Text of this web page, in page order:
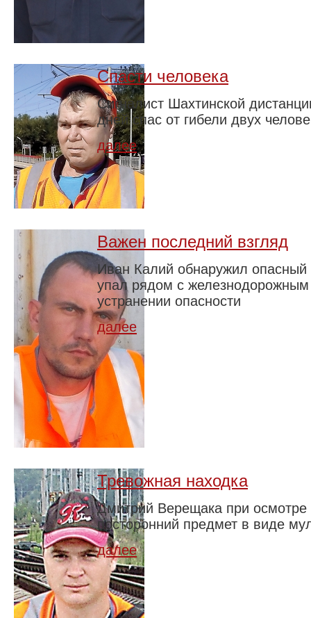
Спасти человека
Сигналист Шахтинской
дней спас от гибели двух
далее
Важен последний взгляд
Иван Калий обнаружил
упал рядом с
устранении опасности
далее
Тревожная находка
Дмитрий Верещака при осмотре
посторонний предмет в виде
далее